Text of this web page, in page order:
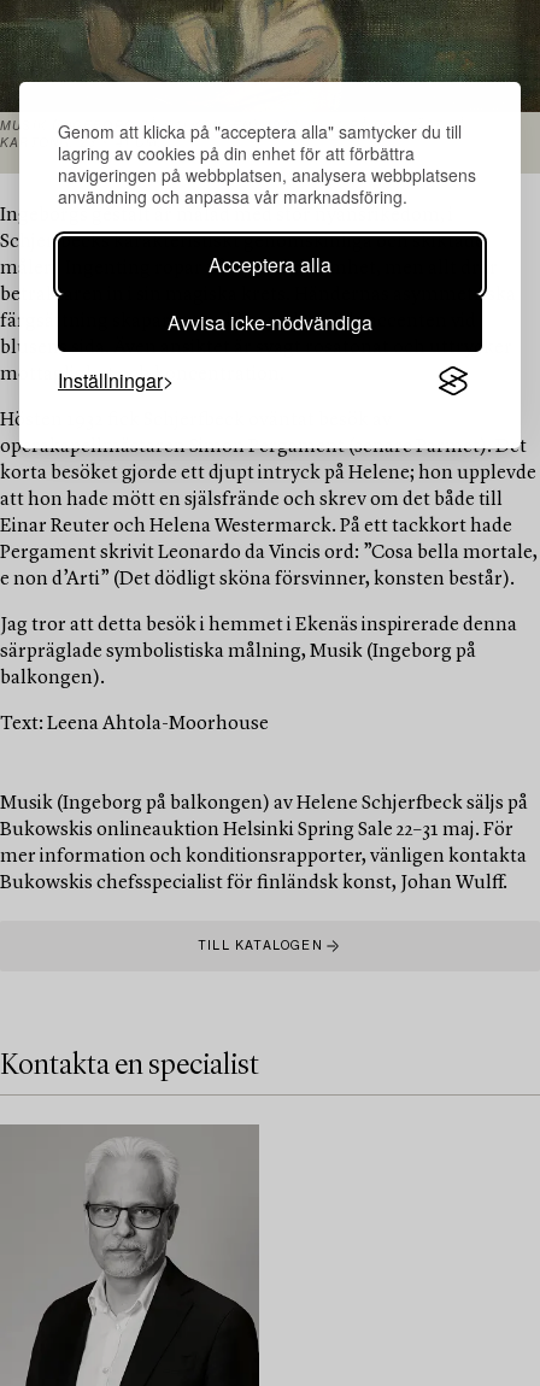
Genom att klicka på "acceptera alla" samtycker du till
lagring av cookies på din enhet för att förbättra
navigeringen på webbplatsen, analysera webbplatsens
användning och anpassa vår marknadsföring.
Acceptera alla
Avvisa icke-nödvändiga
Inställningar
MUSIK (INGEBORG PÅ BALKONGEN), 1932. OLJA PÅ DUK FÄST PÅ
KARTONG, 23 × 41 CM.
Ingeborgs gestalt är målad med stor nyansrikedom, i
Schjerfbecks karakteristiskt genomskinliga och skiktade
måleri. Ingenting ropar på uppmärksamhet, men allt drar
betraktaren in i sin magiska krets. Händernas asymmetriska
färgsättning skapar rytm, liksom den röda accenten vid
blusens sida. Även ansiktet är svagt rosatonat och uttrycker
mottaglighet och koncentration.
Hösten 1932 fick Schjerfbeck oväntat besök av
operakapellmästaren Simon Pergament (senare Parmet). Det
korta besöket gjorde ett djupt intryck på Helene; hon upplevde
att hon hade mött en själsfrände och skrev om det både till
Einar Reuter och Helena Westermarck. På ett tackkort hade
Pergament skrivit Leonardo da Vincis ord: ”Cosa bella mortale,
e non d’Arti” (Det dödligt sköna försvinner, konsten består).
Jag tror att detta besök i hemmet i Ekenäs inspirerade denna
särpräglade symbolistiska målning, Musik (Ingeborg på
balkongen).
Text: Leena Ahtola-Moorhouse
Musik (Ingeborg på balkongen) av Helene Schjerfbeck säljs på
Bukowskis onlineauktion Helsinki Spring Sale 22–31 maj. För
mer information och konditionsrapporter, vänligen kontakta
Bukowskis chefsspecialist för finländsk konst, Johan Wulff.
TILL KATALOGEN
Kontakta en specialist